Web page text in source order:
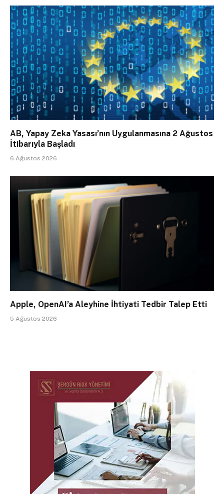
AB, Yapay Zeka Yasası’nın Uygulanmasına 2 Ağustos
İtibarıyla Başladı
6 Ağustos 2026
Apple, OpenAI’a Aleyhine İhtiyati Tedbir Talep Etti
5 Ağustos 2026